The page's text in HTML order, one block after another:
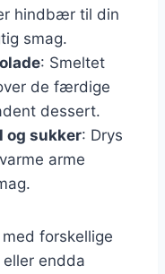
hindbær til din
smag.
: Smeltet
de færdige
dessert.
og sukker: Drys
arme
forskellige
endda